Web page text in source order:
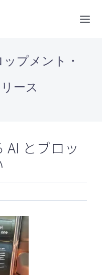
せ
プメント・
ース
AI とブロッ